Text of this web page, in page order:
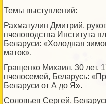
Темы выступлений:
Рахматулин Дмитрий,
пчеловодства Института
Беларуси: «Холодная
маток».
Гращенко Михаил, 30 лет,
пчелосемей, Беларусь:
Беларуси от А до Я».
Соловьев Сергей,